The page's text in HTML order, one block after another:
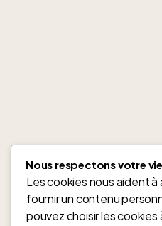
Nous respectons votre
Les cookies nous aident
fournir un contenu
pouvez choisir les cookies